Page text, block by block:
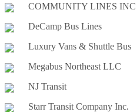
COMMUNITY LINES INC
DeCamp Bus Lines
Luxury Vans & Shuttle Bus
Megabus Northeast LLC
NJ Transit
Starr Transit Company Inc.